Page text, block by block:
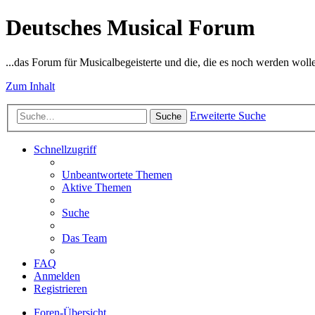
Deutsches Musical Forum
...das Forum für Musicalbegeisterte und die, die es noch werden
Zum Inhalt
Suche Erweiterte Suche
Schnellzugriff
Unbeantwortete Themen
Aktive Themen
Suche
Das Team
FAQ
Anmelden
Registrieren